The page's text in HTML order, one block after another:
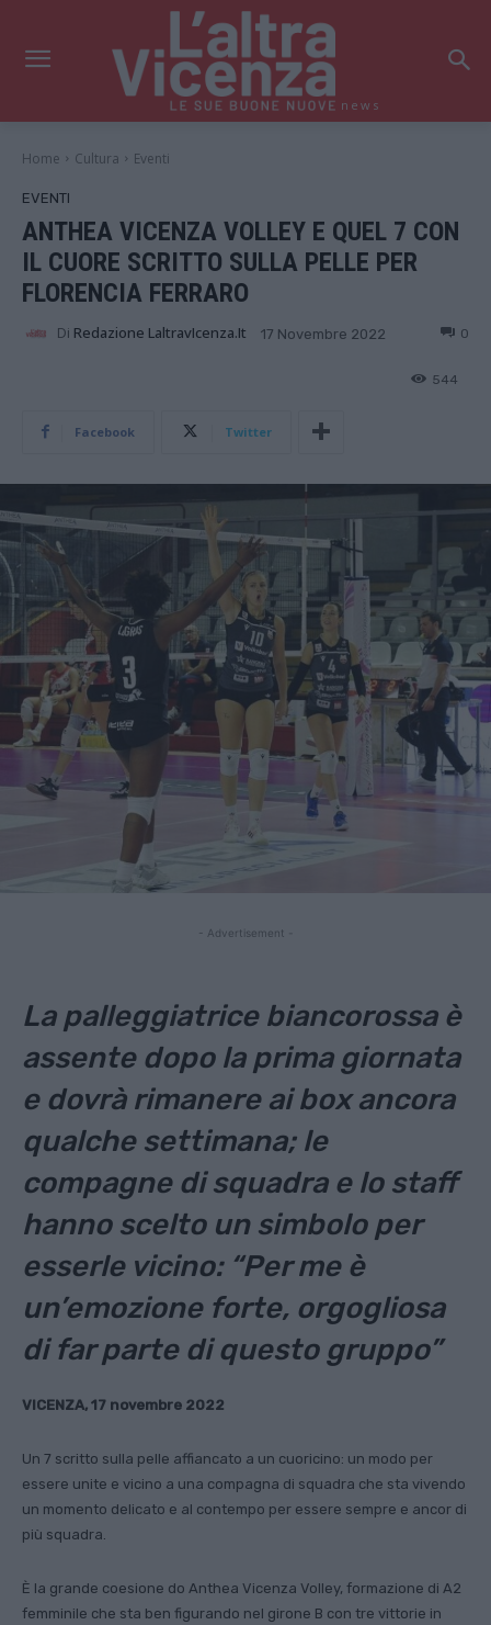
news
Home Cultura Eventi
EVENTI
ANTHEA VICENZA VOLLEY E QUEL 7 CON
IL CUORE SCRITTO SULLA PELLE PER
FLORENCIA FERRARO
Di Redazione LaltravIcenza.it 17 Novembre 2022 0
544
Facebook Twitter
- Advertisement -
La palleggiatrice biancorossa è
assente dopo la prima giornata
e dovrà rimanere ai box ancora
qualche settimana; le
compagne di squadra e lo staff
hanno scelto un simbolo per
esserle vicino: “Per me è
un’emozione forte, orgogliosa
di far parte di questo gruppo”
VICENZA, 17 novembre 2022
Un 7 scritto sulla pelle affiancato a un cuoricino: un modo per
essere unite e vicino a una compagna di squadra che sta vivendo
un momento delicato e al contempo per essere sempre e ancor di
più squadra.
È la grande coesione do Anthea Vicenza Volley, formazione di A2
femminile che sta ben figurando nel girone B con tre vittorie in